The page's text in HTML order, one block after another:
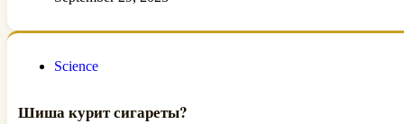
Science
Шиша курит сигареты?